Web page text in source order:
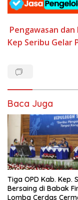
Pengawasan
Kep Seribu Gelar
Baca Juga
Tiga OPD Kab. Kep.
Bersaing di Babak
Lomba Cerdas